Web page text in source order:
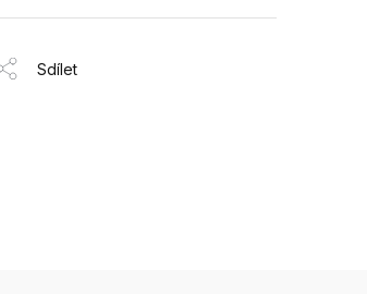
Sdílet